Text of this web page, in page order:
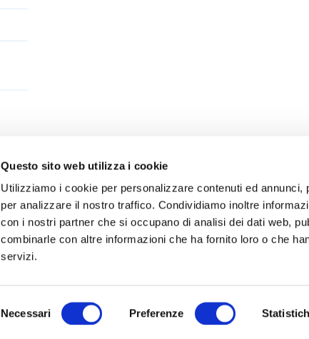
Questo sito web utilizza i cookie
Utilizziamo i cookie per personalizzare contenuti ed
per analizzare il nostro traffico. Condividiamo inoltre
con i nostri partner che si occupano di analisi dei dati web,
combinarle con altre informazioni che ha fornito loro o che
servizi.
del
Necessari Preferenze
SPORTELLI
alle 16.30 su appuntamento
– venerdì e sabato dalle ore 8.30 alle 12.30